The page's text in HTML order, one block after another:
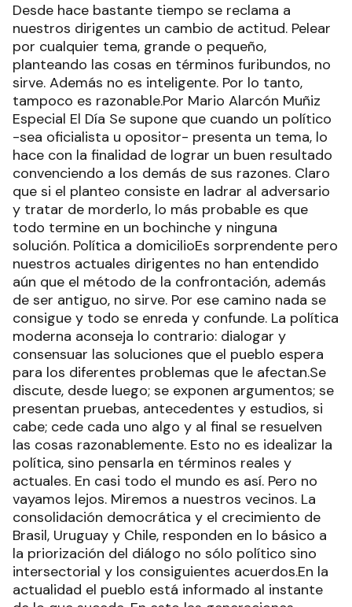
Desde hace bastante tiempo se reclama a
nuestros dirigentes un cambio de actitud. Pelear
por cualquier tema, grande o pequeño,
planteando las cosas en términos furibundos, no
sirve. Además no es inteligente. Por lo tanto,
tampoco es razonable.Por Mario Alarcón Muñiz
Especial El Día Se supone que cuando un político
-sea oficialista u opositor- presenta un tema, lo
hace con la finalidad de lograr un buen resultado
convenciendo a los demás de sus razones. Claro
que si el planteo consiste en ladrar al adversario
y tratar de morderlo, lo más probable es que
todo termine en un bochinche y ninguna
solución. Política a domicilioEs sorprendente pero
nuestros actuales dirigentes no han entendido
aún que el método de la confrontación, además
de ser antiguo, no sirve. Por ese camino nada se
consigue y todo se enreda y confunde. La política
moderna aconseja lo contrario: dialogar y
consensuar las soluciones que el pueblo espera
para los diferentes problemas que le afectan.Se
discute, desde luego; se exponen argumentos; se
presentan pruebas, antecedentes y estudios, si
cabe; cede cada uno algo y al final se resuelven
las cosas razonablemente. Esto no es idealizar la
política, sino pensarla en términos reales y
actuales. En casi todo el mundo es así. Pero no
vayamos lejos. Miremos a nuestros vecinos. La
consolidación democrática y el crecimiento de
Brasil, Uruguay y Chile, responden en lo básico a
la priorización del diálogo no sólo político sino
intersectorial y los consiguientes acuerdos.En la
actualidad el pueblo está informado al instante